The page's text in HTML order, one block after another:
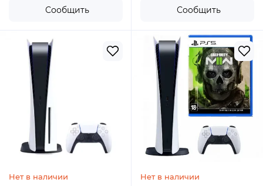
Сообщить Сообщить
Нет в наличии
Нет в наличии